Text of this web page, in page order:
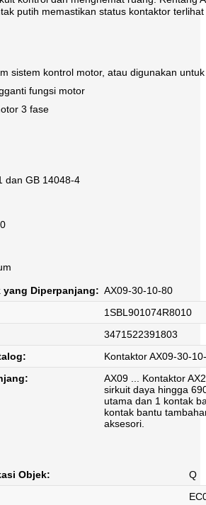
putih memastikan status kontaktor
sistem kontrol motor, atau digunakan
fungsi motor
3 fase
dan GB 14048-4
yang Diperpanjang: AX09-30-10-80
1SBL901074R8010
3471522391803
Kontaktor AX09-30-
AX09 ... Kontaktor
sirkuit daya hingga
utama dan 1 kontak
kontak bantu
aksesori.
Objek:
Q